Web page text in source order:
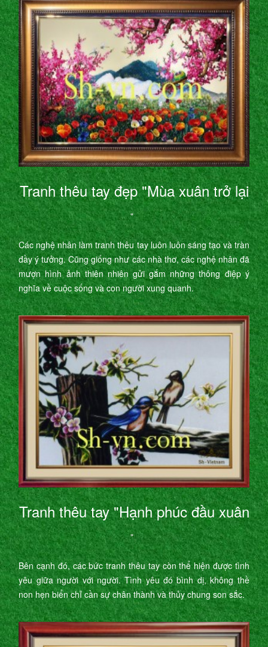
Tranh thêu tay đẹp "Mùa xuân trở lại
"
Các nghệ nhân làm tranh thêu tay luôn luôn sáng tạo và tràn
đầy ý tưởng. Cũng giống như các nhà thơ, các nghệ nhân đã
mượn hình ảnh thiên nhiên gửi gắm những thông điệp ý
nghĩa về cuộc sống và con người xung quanh.
Tranh thêu tay "Hạnh phúc đầu xuân
"
Bên cạnh đó, các bức tranh thêu tay còn thể hiện được tình
yêu giữa người với người. Tình yêu đó bình dị, không thề
non hẹn biển chỉ cần sự chân thành và thủy chung son sắc.